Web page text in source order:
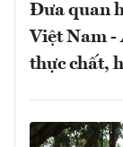
Đưa quan
Việt Nam -
thực chất,